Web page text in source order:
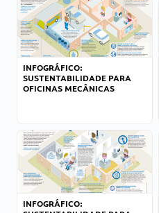
INFOGRÁFICO:
SUSTENTABILIDADE PARA
OFICINAS MECÂNICAS
INFOGRÁFICO: